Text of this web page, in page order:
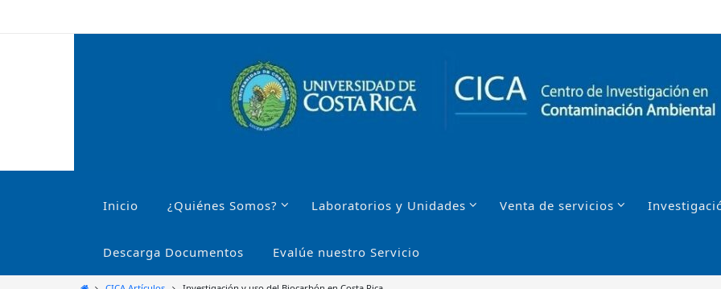
Inicio ¿Quiénes Somos? Laboratorios y Unidades Venta de servicios
Descarga Documentos Evalúe nuestro Servicio